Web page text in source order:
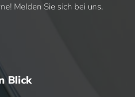
Melden Sie sich bei uns.
Blick